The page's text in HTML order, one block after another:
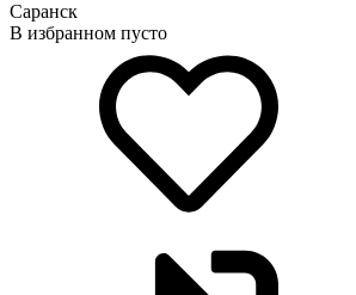
Саранск
В избранном пусто